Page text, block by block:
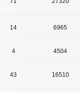
14 6965
4 4504
43 16510